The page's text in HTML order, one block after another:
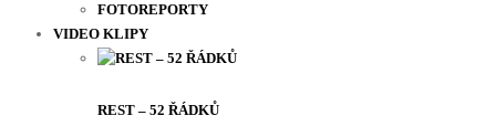
FOTOREPORTY
VIDEO KLIPY
REST – 52 ŘÁDKŮ